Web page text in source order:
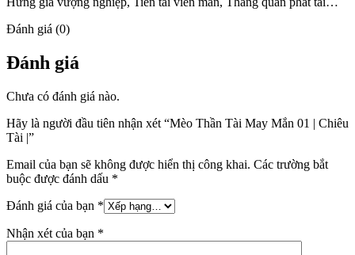
Đánh giá (0)
Đánh giá
Chưa có đánh giá nào.
Hãy là người đầu tiên nhận xét “Mèo Thần Tài May Mắn 01 | Chiêu
Tài |”
Email của bạn sẽ không được hiển thị công khai. Các trường bắt
buộc được đánh dấu *
Đánh giá của bạn *
Nhận xét của bạn *